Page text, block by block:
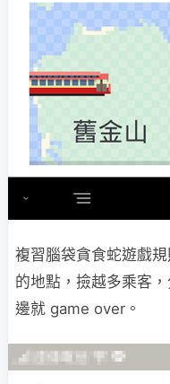
複習腦袋貪食蛇遊戲
的地點，撿越多乘客
邊就 game over。